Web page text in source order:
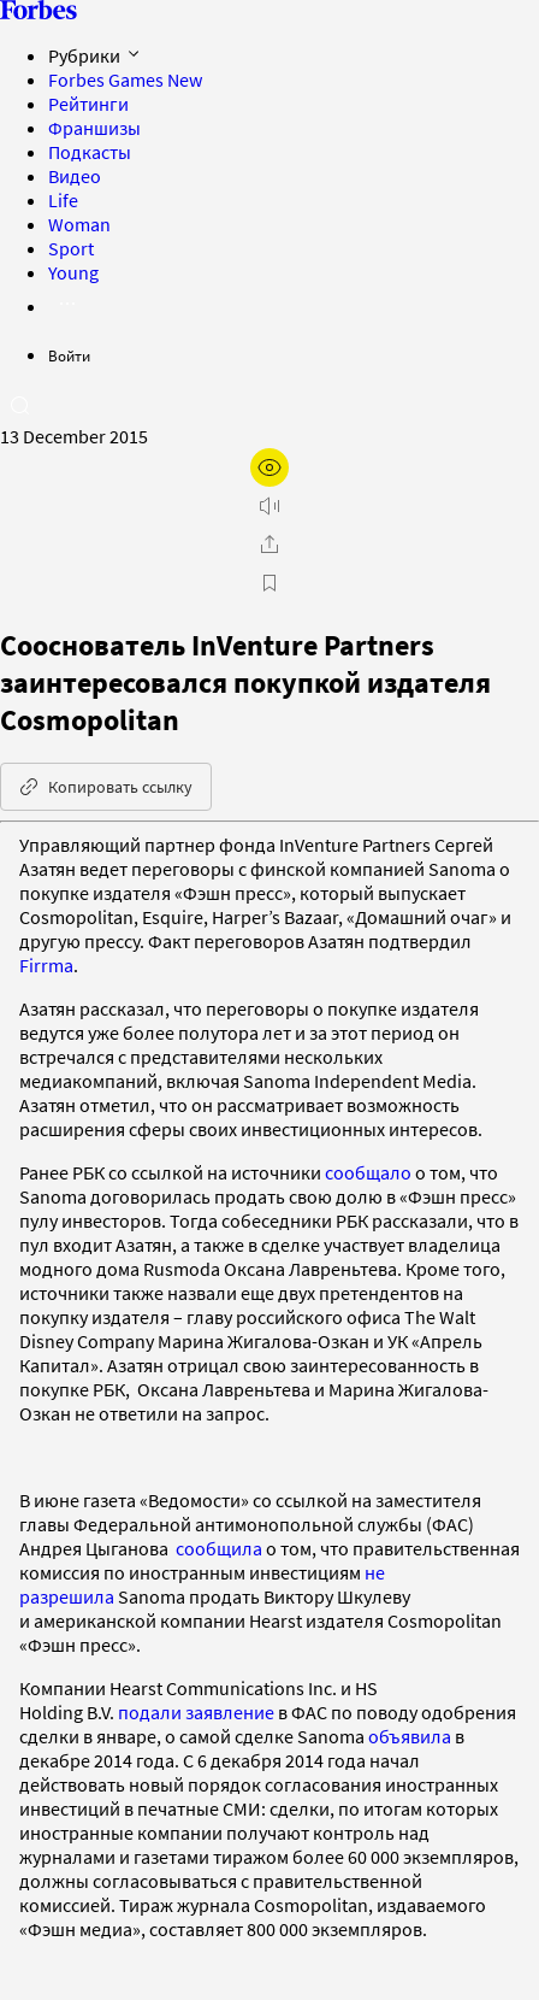
Рубрики
Forbes Games New
Рейтинги
Франшизы
Подкасты
Видео
Life
Woman
Sport
Young
Войти
13 December 2015
Сооснователь InVenture Partners
заинтересовался покупкой издателя
Cosmopolitan
Копировать ссылку
Управляющий партнер фонда InVenture Partners Сергей
Азатян ведет переговоры с финской компанией Sanoma о
покупке издателя «Фэшн пресс», который выпускает
Cosmopolitan, Esquire, Harper’s Bazaar, «Домашний очаг» и
другую прессу. Факт переговоров Азатян подтвердил
Firrma.
Азатян рассказал, что переговоры о покупке издателя
ведутся уже более полутора лет и за этот период он
встречался с представителями нескольких
медиакомпаний, включая Sanoma Independent Media.
Азатян отметил, что он рассматривает возможность
расширения сферы своих инвестиционных интересов.
Ранее РБК со ссылкой на источники сообщало о том, что
Sanoma договорилась продать свою долю в «Фэшн пресс»
пулу инвесторов. Тогда собеседники РБК рассказали, что в
пул входит Азатян, а также в сделке участвует владелица
модного дома Rusmoda Оксана Лавреньтева. Кроме того,
источники также назвали еще двух претендентов на
покупку издателя – главу российского офиса The Walt
Disney Company Марина Жигалова-Озкан и УК «Апрель
Капитал». Азатян отрицал свою заинтересованность в
покупке РБК, Оксана Лавреньтева и Марина Жигалова-
Озкан не ответили на запрос.
В июне газета «Ведомости» со ссылкой на заместителя
главы Федеральной антимонопольной службы (ФАС)
Андрея Цыганова сообщила о том, что правительственная
комиссия по иностранным инвестициям не
разрешила Sanoma продать Виктору Шкулеву
и американской компании Hearst издателя Cosmopolitan
«Фэшн пресс».
Компании Hearst Communications Inc. и HS
Holding B.V. подали заявление в ФАС по поводу одобрения
сделки в январе, о самой сделке Sanoma объявила в
декабре 2014 года. С 6 декабря 2014 года начал
действовать новый порядок согласования иностранных
инвестиций в печатные СМИ: сделки, по итогам которых
иностранные компании получают контроль над
журналами и газетами тиражом более 60 000 экземпляров,
должны согласовываться с правительственной
комиссией. Тираж журнала Cosmopolitan, издаваемого
«Фэшн медиа», составляет 800 000 экземпляров.